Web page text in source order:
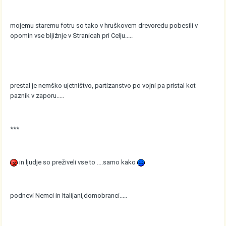
mojemu staremu fotru so tako v hruškovem drevoredu pobesili v
opomin vse bljižnje v Stranicah pri Celju.....
prestal je nemško ujetništvo, partizanstvo po vojni pa pristal kot
paznik v zaporu.....
***
in ljudje so preživeli vse to ....samo kako
podnevi Nemci in Italijani,domobranci.....